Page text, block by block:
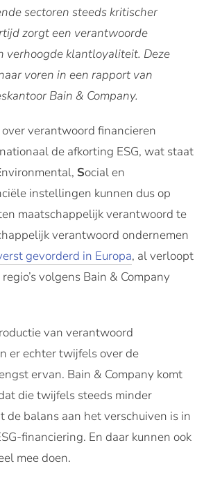
sectoren steeds kritischer
zorgt een verantwoorde
verhoogde klantloyaliteit. Deze
voren in een rapport van
Bain & Company.
verantwoord financieren
de afkorting ESG, wat staat
nvironmental, Social en
instellingen kunnen dus op
maatschappelijk verantwoord te
verantwoord ondernemen
gevorderd in Europa, al verloopt
volgens Bain & Company
van verantwoord
er echter twijfels over de
ervan. Bain & Company komt
die twijfels steeds minder
de balans aan het verschuiven is in
financiering. En daar kunnen ook
mee doen.